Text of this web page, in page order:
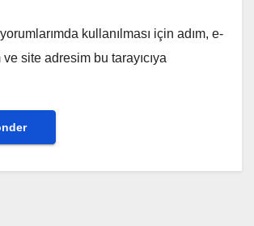
kullanılması için adım, e-
site adresim bu tarayıcıya